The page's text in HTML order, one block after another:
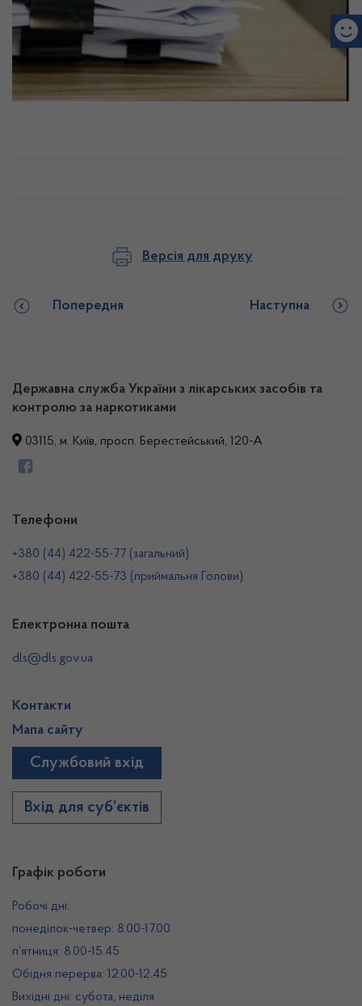
Версія для друку
Попередня Наступна
Державна служба України з лікарських засобів та
контролю за наркотиками
03115, м. Київ, просп. Берестейський, 120-А
Графік роботи
Робочі дні:
понеділок-четвер: 8.00-17.00
п’ятниця: 8.00-15.45
Обідня перерва: 12.00-12.45
Вихідні дні: субота, неділя
Телефони
+380 (44) 422-55-77 (загальний)
+380 (44) 422-55-73 (приймальня Голови)
Електронна пошта
dls@dls.gov.ua
Контакти
Мапа сайту
Службовий вхід
Вхід для суб’єктів